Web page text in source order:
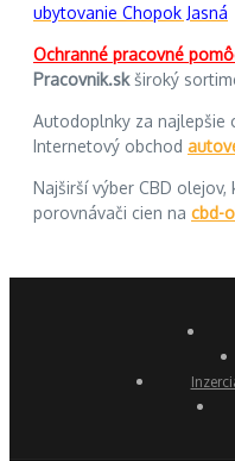
ubytovanie Chopok Jasná
Ochranné pracovné
Pracovnik.skširoký
Autodoplnky za najlepšie
Internetový obchod
Najširší výber CBD
porovnávači cien na cbd-